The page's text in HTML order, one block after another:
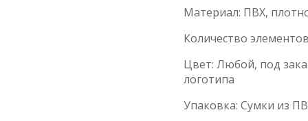
Материал: ПВХ,
Количество
Цвет: Любой, под
логотипа
Упаковка: Сумки из